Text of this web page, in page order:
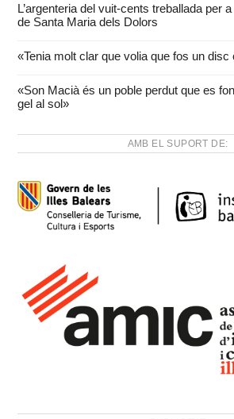
L’argenteria del vuit-cents treballada per
de Santa Maria dels Dolors
«Tenia molt clar que volia que fos un disc
«Son Macià és un poble perdut que es
gel al sol»
AMB EL SUPORT DE: